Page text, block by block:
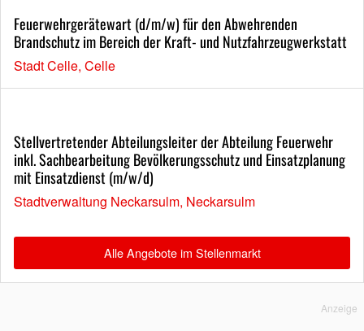
Feuerwehrgerätewart (d/m/w) für den Abwehrenden
Brandschutz im Bereich der Kraft- und Nutzfahrzeugwerkstatt
Stadt Celle, Celle
Stellvertretender Abteilungsleiter der Abteilung Feuerwehr
inkl. Sachbearbeitung Bevölkerungsschutz und Einsatzplanung
mit Einsatzdienst (m/w/d)
Stadtverwaltung Neckarsulm, Neckarsulm
Alle Angebote im Stellenmarkt
Anzeige